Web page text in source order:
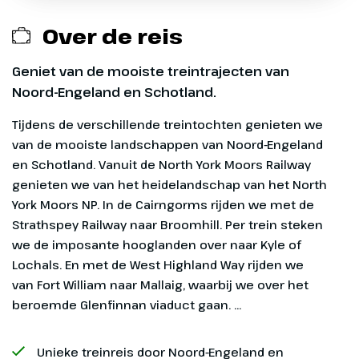
Over de reis
Geniet van de mooiste treintrajecten van
Noord-Engeland en Schotland.
Tijdens de verschillende treintochten genieten we van de mooiste landschappen van Noord-Engeland en Schotland. Vanuit de North York Moors Railway genieten we van het heidelandschap van het North York Moors NP. In de Cairngorms rijden we met de Strathspey Railway naar Broomhill. Per trein steken we de imposante
Unieke treinreis door Noord-Engeland en
Dag 1
Naar Groot-Brittannië
155 km
Via Holten, Apeldoorn,
Mallaig Fort William
Servicelijnen via Holten, Apeldoorn, Amersfoort,
Utrecht, Haarlem en IJmuiden
Reserveringskosten € 27,50 per boeking
Calamiteitenfonds € 2,50 per boeking
SGR-bijdrage € 5 p.p.